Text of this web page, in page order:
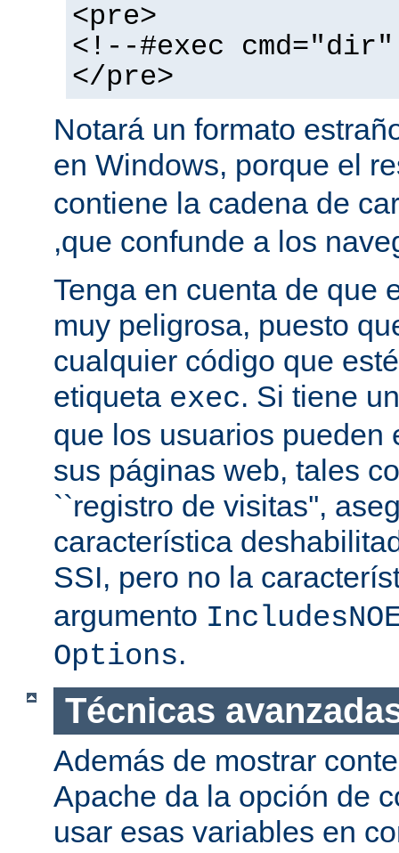
<pre>
<!--#exec
</pre>
Notará un formato
en Windows, porque el
contiene la cadena de
,que confunde a los
Tenga en cuenta de que
muy peligrosa, puesto
cualquier código que
etiqueta exec. Si tiene
que los usuarios pueden
sus páginas web, tales
``registro de visitas'',
característica
SSI, pero no la
argumento
Options.
Técnicas
Además de mostrar
Apache da la opción de
usar esas variables en